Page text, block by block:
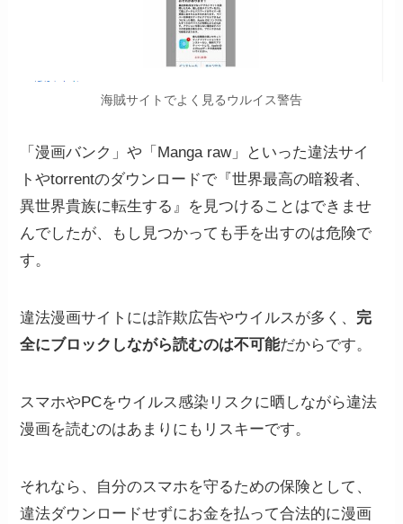
海賊サイトでよく見るウルイス警告
「漫画バンク」や「Manga raw」といった違法サイ
トやtorrentのダウンロードで『世界最高の暗殺者、
異世界貴族に転生する』を見つけることはできませ
んでしたが、もし見つかっても手を出すのは危険で
す。
違法漫画サイトには詐欺広告やウイルスが多く、 完
全にブロックしながら読むのは不可能だからです。
スマホやPCをウイルス感染リスクに晒しながら違法
漫画を読むのはあまりにもリスキーです。
それなら、自分のスマホを守るための保険として、
違法ダウンロードせずにお金を払って合法的に漫画